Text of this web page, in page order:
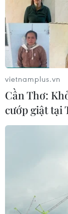
vietnamplus.vn
Cần Thơ:
cướp giật tại